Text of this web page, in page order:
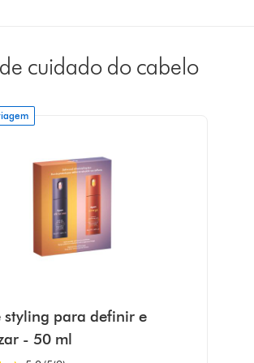
cuidado do cabelo
styling para definir e
- 50 ml